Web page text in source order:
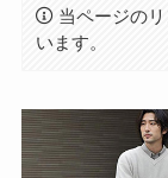
当ページの
います。